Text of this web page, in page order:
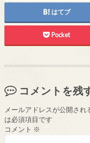
はてブ
Pocket
コメントを残
メールアドレスが公開され
は必須項目です
コメント ※